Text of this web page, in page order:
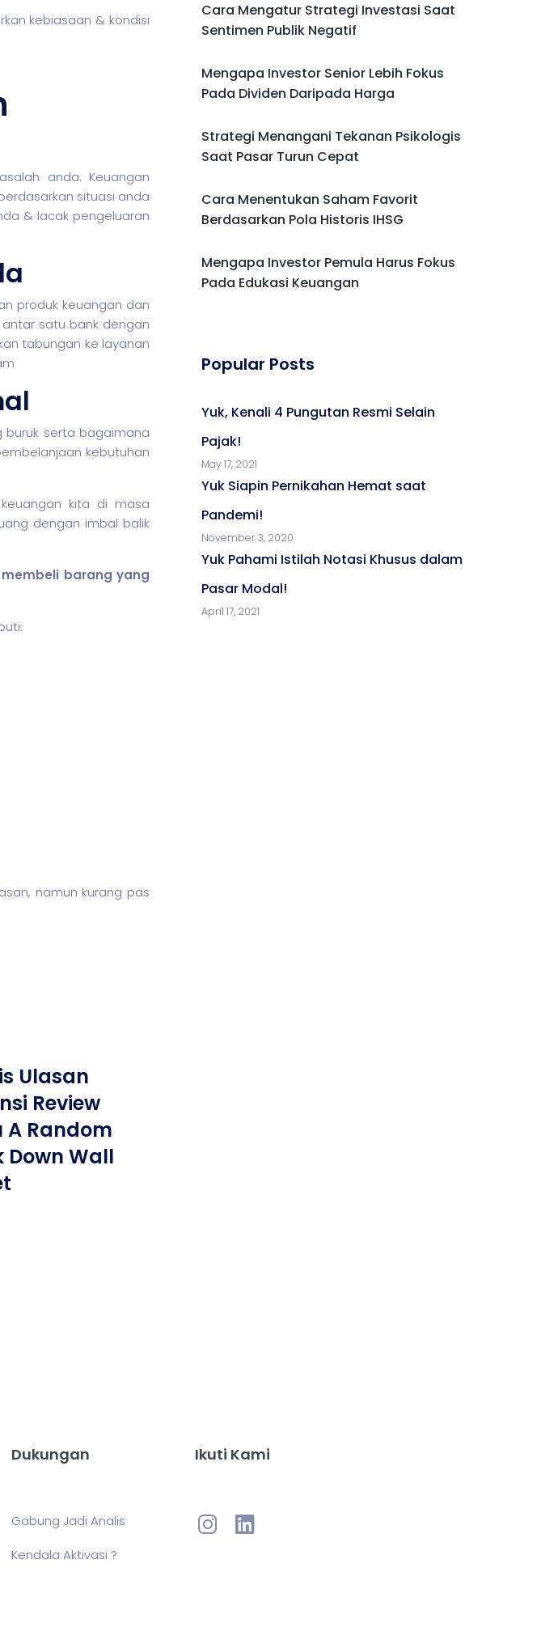
kebiasaan & kondisi
anda. Keuangan
situasi anda
& lacak pengeluaran
produk keuangan dan
satu bank dengan
tabungan ke layanan
buruk serta bagaimana
kebutuhan
kita di masa
dengan imbal balik
membeli barang yang
namun kurang pas
Ulasan
Review
A Random
Down Wall
Cara Mengatur Strategi Investasi Saat
Sentimen Publik Negatif
Mengapa Investor Senior Lebih Fokus
Pada Dividen Daripada Harga
Strategi Menangani Tekanan Psikologis
Saat Pasar Turun Cepat
Cara Menentukan Saham Favorit
Berdasarkan Pola Historis IHSG
Mengapa Investor Pemula Harus Fokus
Pada Edukasi Keuangan
Popular Posts
Yuk, Kenali 4 Pungutan Resmi Selain
Pajak!
May 17, 2021
Yuk Siapin Pernikahan Hemat saat
Pandemi!
November 3, 2020
Yuk Pahami Istilah Notasi Khusus dalam
Pasar Modal!
April 17, 2021
Dukungan
Gabung Jadi Analis
Kendala Aktivasi ?
Ikuti Kami